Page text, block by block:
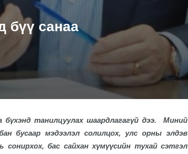
бүү санаа
танилцуулах шаардлагагүй дээ.
Миний
бусаар мэдээлэл солилцох, улс орны элдэв
бас сайхан хүмүүсийн тухай сэтгэл